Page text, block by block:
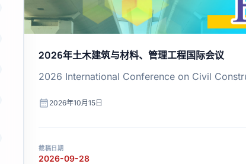
2026年土木建筑与材料、管理工程国际会议
2026 International Conference on Civil
calendar_month 2026年10月15日
截稿日期
2026-09-28